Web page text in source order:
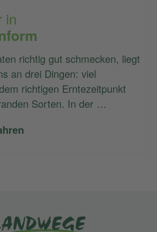
in
richtig gut schmecken, liegt
an drei Dingen: viel
richtigen Erntezeitpunkt
Sorten. In der …